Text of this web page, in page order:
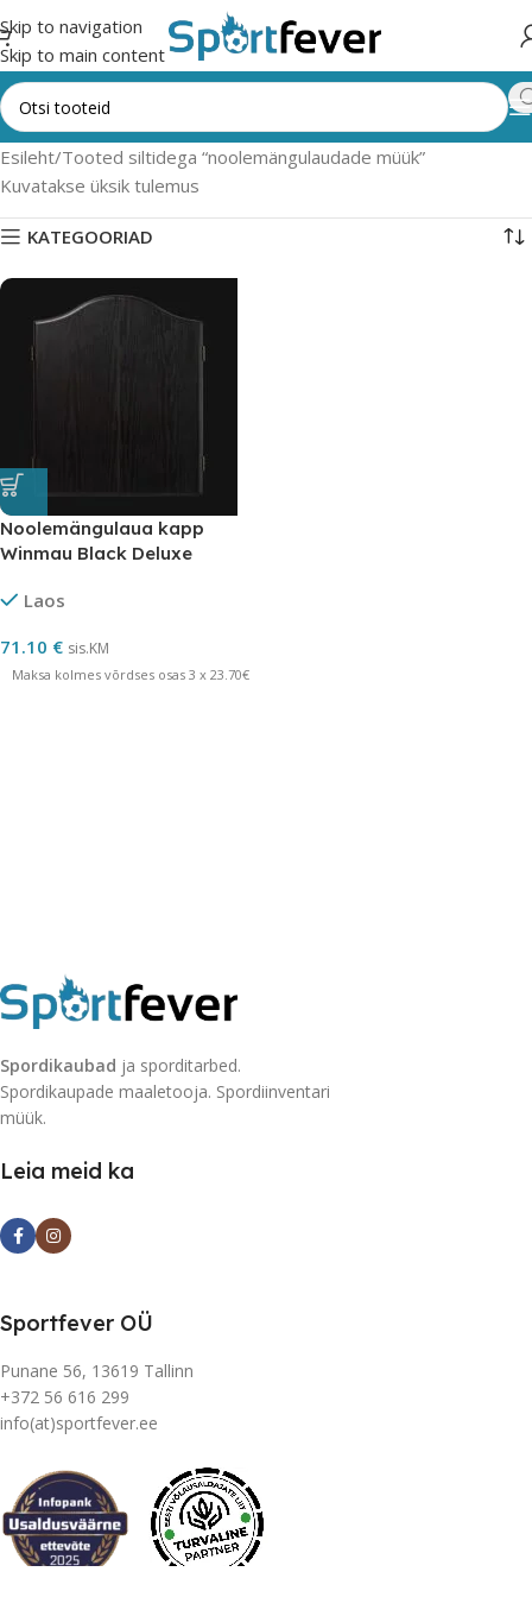
Skip to navigation
Skip to main content
Esileht Tooted siltidega “noolemängulaudade müük”
Kuvatakse üksik tulemus
KATEGOORIAD
Noolemängulaua kapp
Winmau Black Deluxe
Laos
71.10 € sis.KM
Maksa kolmes võrdses osas 3 x 23.70€
Spordikaubad ja sporditarbed.
Spordikaupade maaletooja. Spordiinventari
müük.
Leia meid ka
Sportfever OÜ
Punane 56, 13619 Tallinn
+372 56 616 299
info(at)sportfever.ee